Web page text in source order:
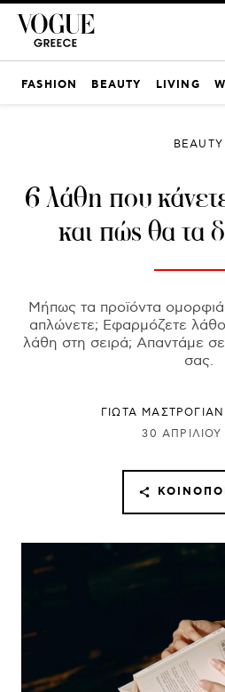
FASHION BEAUTY LIVING
BEAUTY
6 λάθη που
και πώς θα τα
Μήπως τα προϊόντα
απλώνετε; Εφαρμόζετε
λάθη στη σειρά; Απαντάμε
σας.
ΓΙΩΤΑ
30 ΑΠΡΙΛΊΟΥ